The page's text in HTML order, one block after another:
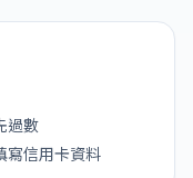
過數
寫信用卡資料